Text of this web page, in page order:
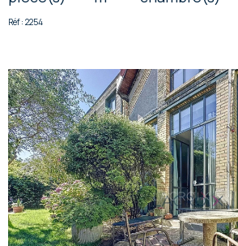
Réf : 2254
voir le
bien